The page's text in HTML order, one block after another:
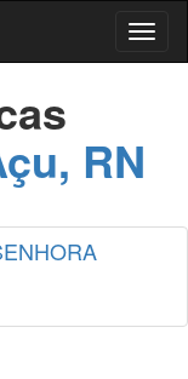
Menu
RN